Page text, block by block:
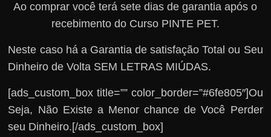
Ao comprar você terá sete dias de garantia após o
recebimento do Curso PINTE PET.
Neste caso há a Garantia de satisfação Total ou Seu
Dinheiro de Volta SEM LETRAS MIÚDAS.
[ads_custom_box title=”” color_border=”#6fe805″]Ou
Seja, Não Existe a Menor chance de Você Perder
seu Dinheiro.[/ads_custom_box]